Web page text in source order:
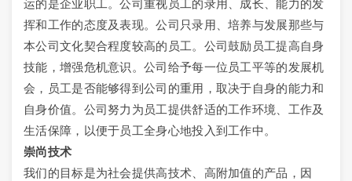
运的是企业职工。公司重视员工的录用、成长、能力的发
挥和工作的态度及表现。公司只录用、培养与发展那些与
本公司文化契合程度较高的员工。公司鼓励员工提高自身
技能，增强危机意识。公司给予每一位员工平等的发展机
会，员工是否能够得到公司的重用，取决于自身的能力和
自身价值。公司努力为员工提供舒适的工作环境、工作及
生活保障，以便于员工全身心地投入到工作中。
崇尚技术
我们的目标是为社会提供高技术、高附加值的产品，因